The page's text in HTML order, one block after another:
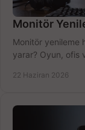
Monitör
Monitör yenileme
yarar? Oyun, ofis
22 Haziran 2026